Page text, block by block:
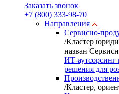
Заказать звонок
+7 (800) 333-98-70
Направления
Сервисно-
/Кластер
назван
ИТ-аутсорсинг
решения для
/Кластер,